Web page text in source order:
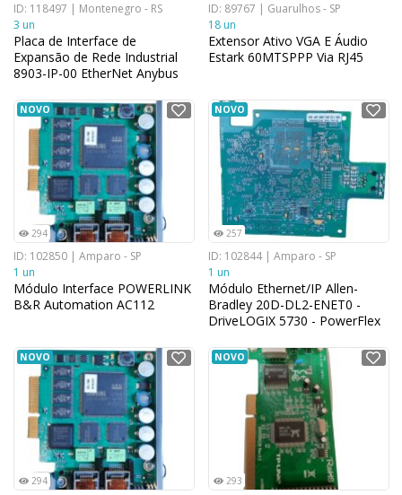
ID: 118497 | Montenegro - RS
3 un
Placa de Interface de
Expansão de Rede Industrial
8903-IP-00 EtherNet Anybus
ID: 89767 | Guarulhos - SP
18 un
Extensor Ativo VGA E Áudio
Estark 60MTSPPP Via RJ45
NOVO
294
ID: 102850 | Amparo - SP
1 un
Módulo Interface POWERLINK
B&R Automation AC112
NOVO
257
ID: 102844 | Amparo - SP
1 un
Módulo Ethernet/IP Allen-
Bradley 20D-DL2-ENET0 -
DriveLOGIX 5730 - PowerFlex
NOVO
294
NOVO
293